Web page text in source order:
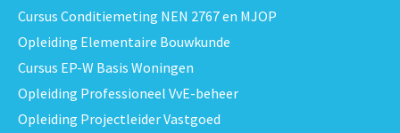
Cursus Conditiemeting NEN 2767 en MJOP
Opleiding Elementaire Bouwkunde
Cursus EP-W Basis Woningen
Opleiding Professioneel VvE-beheer
Opleiding Projectleider Vastgoed